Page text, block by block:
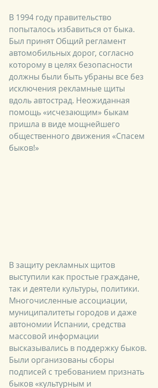
В 1994 году правительство
попыталось избавиться от быка.
Был принят Общий регламент
автомобильных дорог, согласно
которому в целях безопасности
должны были быть убраны все без
исключения рекламные щиты
вдоль автострад. Неожиданная
помощь «исчезающим» быкам
пришла в виде мощнейшего
общественного движения «Спасем
быков!»
В защиту рекламных щитов
выступили как простые граждане,
так и деятели культуры, политики.
Многочисленные ассоциации,
муниципалитеты городов и даже
автономии Испании, средства
массовой информации
высказывались в поддержку быков.
Были организованы сборы
подписей с требованием признать
быков «культурным и